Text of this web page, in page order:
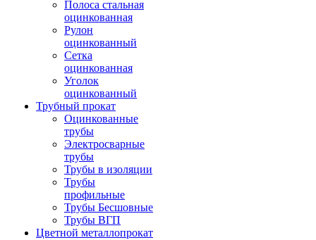
Полоса стальная
оцинкованная
Рулон
оцинкованный
Сетка
оцинкованная
Уголок
оцинкованный
Трубный прокат
Оцинкованные
трубы
Электросварные
трубы
Трубы в изоляции
Трубы
профильные
Трубы Бесшовные
Трубы ВГП
Цветной металлопрокат